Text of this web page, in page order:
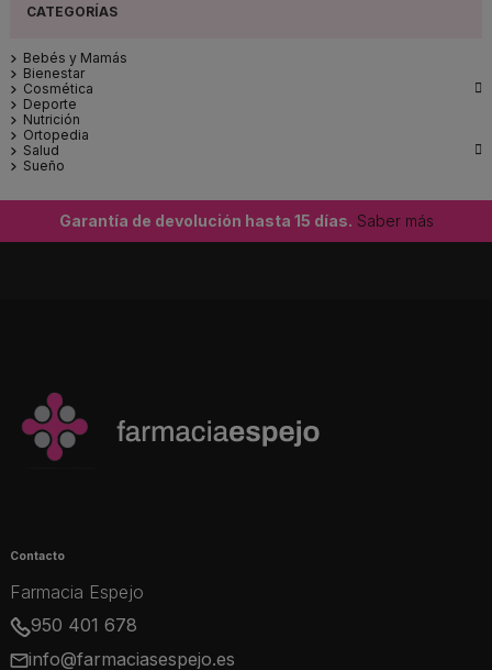
Bebés y Mamás
Bienestar
Cosmética

Deporte
Nutrición
Ortopedia
Salud

Sueño
Garantía de devolución hasta 15 días. Saber más
Contacto
Farmacia Espejo
950 401 678
info@farmaciasespejo.es